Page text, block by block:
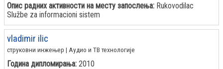
Опис радних активности на месту запослења: Rukovodilac
Službe za informacioni sistem
vladimir ilic
струковни инжењер | Аудио и ТВ технологије
Година дипломирања: 2010